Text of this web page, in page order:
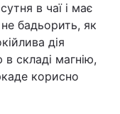
в чаї і має
не бадьорить, як
дія
складі магнію,
корисно